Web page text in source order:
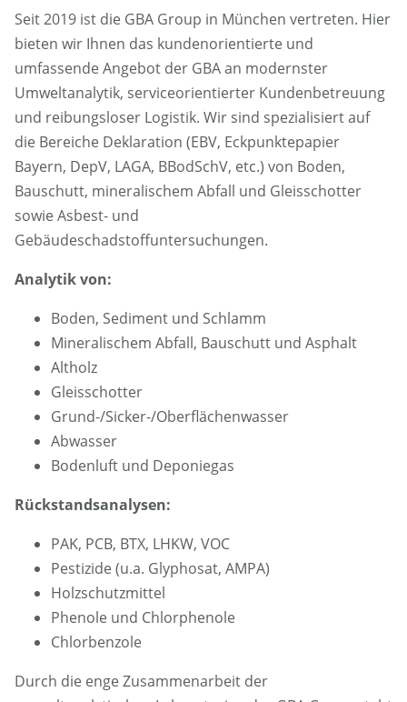
Seit 2019 ist die GBA Group in München vertreten. Hier
bieten wir Ihnen das kundenorientierte und
umfassende Angebot der GBA an modernster
Umweltanalytik, serviceorientierter Kundenbetreuung
und reibungsloser Logistik. Wir sind spezialisiert auf
die Bereiche Deklaration (EBV, Eckpunktepapier
Bayern, DepV, LAGA, BBodSchV, etc.) von Boden,
Bauschutt, mineralischem Abfall und Gleisschotter
sowie Asbest- und
Gebäudeschadstoffuntersuchungen.
Analytik von:
Boden, Sediment und Schlamm
Mineralischem Abfall, Bauschutt und Asphalt
Altholz
Gleisschotter
Grund-/Sicker-/Oberflächenwasser
Abwasser
Bodenluft und Deponiegas
Rückstandsanalysen:
PAK, PCB, BTX, LHKW, VOC
Pestizide (u.a. Glyphosat, AMPA)
Holzschutzmittel
Phenole und Chlorphenole
Chlorbenzole
Durch die enge Zusammenarbeit der